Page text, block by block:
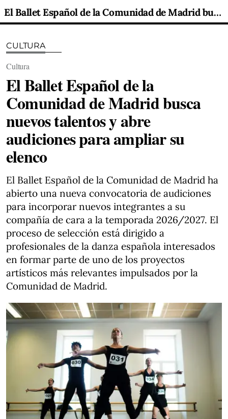
El Ballet Español de la Comunidad de Madrid busca nuevos talentos y abre audiciones para ampliar su elenco
CULTURA
Cultura
El Ballet Español de la
Comunidad de Madrid busca
nuevos talentos y abre
audiciones para ampliar su
elenco
El Ballet Español de la Comunidad de Madrid ha
abierto una nueva convocatoria de audiciones
para incorporar nuevos integrantes a su
compañía de cara a la temporada 2026/2027. El
proceso de selección está dirigido a
profesionales de la danza española interesados
en formar parte de uno de los proyectos
artísticos más relevantes impulsados por la
Comunidad de Madrid.